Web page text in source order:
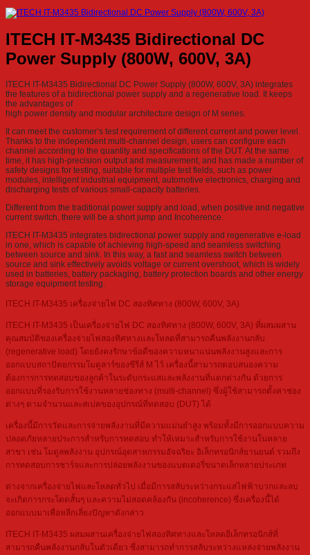
ITECH IT-M3435 Bidirectional DC
Power Supply (800W, 600V, 3A)
ITECH IT-M3435 Bidirectional DC Power Supply (800W, 600V, 3A) integrates
the features of a bidirectional power supply and a regenerative load. It keeps
the advantages of
high power density and modular architecture design of M series.
It can meet the customer’s test requirement of different current and power level.
Thanks to the independent multi-channel design, users can configure each
channel according to the quantity and specifications of the DUT. At the same
time, it has high-precision output and measurement, and has made a number of
safety designs for testing, suitable for multiple test fields, such as power
modules, intelligent industrial equipment, automotive electronics, charging and
discharging tests of various small-capacity batteries.
Different from the traditional power supply and load, when positive and negative
current switch, there will be a short jump and Incoherence.
ITECH IT-M3435 integrates bidirectional power supply and regenerative e-load
in one, which is capable of achieving high-speed and seamless switching
between source and sink. In this way, a fast and seamless switch between
source and sink effectively avoids voltage or current overshoot, which is widely
used in batteries, battery packaging, battery protection boards and other energy
storage equipment testing.
ITECH IT-M3435 เครื่องจ่ายไฟ DC สองทิศทาง (800W, 600V, 3A)
ITECH IT-M3435 เป็นเครื่องจ่ายไฟ DC สองทิศทาง (800W, 600V, 3A) ที่ผสมผสาน
คุณสมบัติของเครื่องจ่ายไฟสองทิศทางและโหลดที่สามารถคืนพลังงานกลับ
(regenerative load) โดยยังคงรักษาข้อดีของความหนาแน่นพลังงานสูงและการ
ออกแบบสถาปัตยกรรมโมดูลาร์ของซีรีส์ M ไว้ เครื่องนี้สามารถตอบสนองความ
ต้องการการทดสอบของลูกค้าในระดับกระแสและพลังงานที่แตกต่างกัน ด้วยการ
ออกแบบที่รองรับการใช้งานหลายช่องทาง (multi-channel) ซึ่งผู้ใช้สามารถตั้งค่าช่อง
ต่างๆ ตามจำนวนและสเปคของอุปกรณ์ที่ทดสอบ (DUT) ได้
เครื่องนี้มีการวัดและการจ่ายพลังงานที่มีความแม่นยำสูง พร้อมทั้งมีการออกแบบความ
ปลอดภัยหลายประการสำหรับการทดสอบ ทำให้เหมาะสำหรับการใช้งานในหลาย
สาขา เช่น โมดูลพลังงาน อุปกรณ์อุตสาหกรรมอัจฉริยะ อิเล็กทรอนิกส์ยานยนต์ รวมถึง
การทดสอบการชาร์จและการปล่อยพลังงานของแบตเตอรี่ขนาดเล็กหลายประเภท
ต่างจากเครื่องจ่ายไฟและโหลดทั่วไป เมื่อมีการสลับระหว่างกระแสไฟฟ้าบวกและลบ
จะเกิดการกระโดดสั้นๆ และความไม่สอดคล้องกัน (incoherence) ซึ่งเครื่องนี้ได้
ออกแบบมาเพื่อหลีกเลี่ยงปัญหาดังกล่าว
ITECH IT-M3435 ผสมผสานเครื่องจ่ายไฟสองทิศทางและโหลดอีเล็กทรอนิกส์ที่
สามารถคืนพลังงานกลับในตัวเดียว ซึ่งสามารถทำการสลับระหว่างแหล่งจ่ายพลังงาน